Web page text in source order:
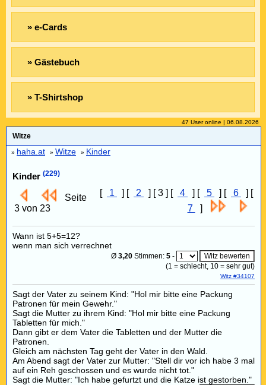
» e-Cards
» Gästebuch
» T-Shirtshop
47 User online | 06.08.2026
Witze
» haha.at » Witze » Kinder
Kinder (229)
Seite
3 von 23
[ 1 ] [ 2 ] [ 3 ] [ 4 ] [ 5 ] [ 6
] [
7
]
Wann ist 5+5=12?
wenn man sich verrechnet
Ø 3,20 Stimmen: 5 -
(1 = schlecht, 10 = sehr gut)
Witz #34107
Sagt der Vater zu seinem Kind: "Hol mir bitte eine Packung
Patronen für mein Gewehr."
Sagt die Mutter zu ihrem Kind: "Hol mir bitte eine Packung
Tabletten für mich."
Dann gibt er dem Vater die Tabletten und der Mutter die
Patronen.
Gleich am nächsten Tag geht der Vater in den Wald.
Am Abend sagt der Vater zur Mutter: "Stell dir vor ich habe 3 mal
auf ein Reh geschossen und es wurde nicht tot."
Sagt die Mutter: "Ich habe gefurtzt und die Katze ist gestorben."